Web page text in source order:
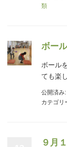
類
ボー
ボール
ても楽
公開済み
カテゴリ
９月